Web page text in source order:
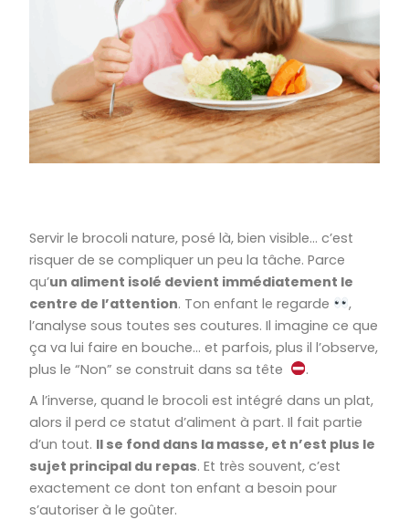
Servir le brocoli nature, posé là, bien visible… c’est
risquer de se compliquer un peu la tâche. Parce
qu’un aliment isolé devient immédiatement le
centre de l’attention. Ton enfant le regarde
,
l’analyse sous toutes ses coutures. Il imagine ce que
ça va lui faire en bouche… et parfois, plus il l’observe,
plus le “Non” se construit dans sa tête
.
A l’inverse, quand le brocoli est intégré dans un plat,
alors il perd ce statut d’aliment à part. Il fait partie
d’un tout. Il se fond dans la masse, et n’est plus le
sujet principal du repas. Et très souvent, c’est
exactement ce dont ton enfant a besoin pour
s’autoriser à le goûter.